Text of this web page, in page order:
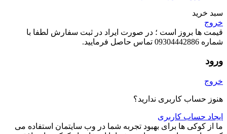
سبد خرید
خروج
قیمت ها بروز است ؛ در صورت ایراد در ثبت سفارش لطفا با
شماره 09304442886 تماس حاصل فرمایید.
ورود
خروج
هنوز حساب کاربری ندارید؟
ایجاد حساب کاربری
ما از کوکی ها برای بهبود تجربه شما در وب سایتمان استفاده می